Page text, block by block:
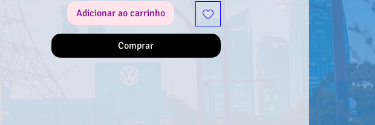
Certifica-te de adicioná-lo à tua colecção!
Adicionar ao carrinho
Comprar